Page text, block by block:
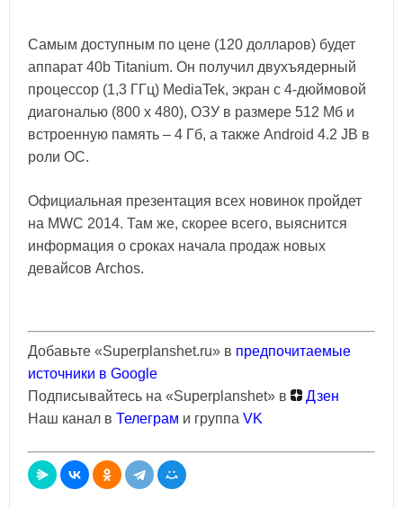
Самым доступным по цене (120 долларов) будет
аппарат 40b Titanium. Он получил двухъядерный
процессор (1,3 ГГц) MediaTek, экран с 4-дюймовой
диагональю (800 х 480), ОЗУ в размере 512 Мб и
встроенную память – 4 Гб, а также Android 4.2 JB в
роли ОС.
Официальная презентация всех новинок пройдет
на MWC 2014. Там же, скорее всего, выяснится
информация о сроках начала продаж новых
девайсов Archos.
Добавьте «Superplanshet.ru» в предпочитаемые
источники в Google
Подписывайтесь на «Superplanshet» в
Дзен
Наш канал в Телеграм и группа VK